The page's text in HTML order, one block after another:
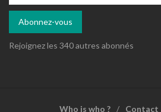
mail
Abonnez-vous
Rejoignez les 340 autres abonnés
Who is who ? Contact